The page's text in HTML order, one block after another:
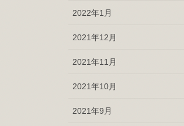
2022年1月
2021年12月
2021年11月
2021年10月
2021年9月